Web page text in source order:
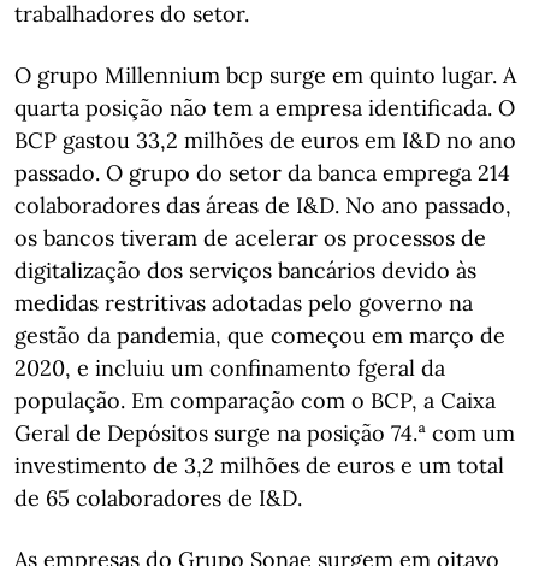
trabalhadores do setor.
O grupo Millennium bcp surge em quinto lugar. A
quarta posição não tem a empresa identificada. O
BCP gastou 33,2 milhões de euros em I&D no ano
passado. O grupo do setor da banca emprega 214
colaboradores das áreas de I&D. No ano passado,
os bancos tiveram de acelerar os processos de
digitalização dos serviços bancários devido às
medidas restritivas adotadas pelo governo na
gestão da pandemia, que começou em março de
2020, e incluiu um confinamento fgeral da
população. Em comparação com o BCP, a Caixa
Geral de Depósitos surge na posição 74.ª com um
investimento de 3,2 milhões de euros e um total
de 65 colaboradores de I&D.
As empresas do Grupo Sonae surgem em oitavo